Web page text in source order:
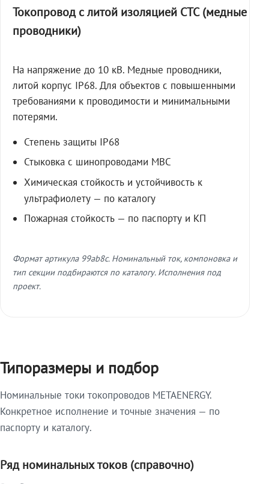
Токопровод с литой изоляцией СТС (медные
проводники)
На напряжение до 10 кВ. Медные проводники,
литой корпус IP68. Для объектов с повышенными
требованиями к проводимости и минимальными
потерями.
Степень защиты IP68
Стыковка с шинопроводами МВС
Химическая стойкость и устойчивость к
ультрафиолету — по каталогу
Пожарная стойкость — по паспорту и КП
Формат артикула 99ab8c. Номинальный ток, компоновка и
тип секции подбираются по каталогу. Исполнения под
проект.
Типоразмеры и подбор
Номинальные токи токопроводов METAENERGY.
Конкретное исполнение и точные значения — по
паспорту и каталогу.
Ряд номинальных токов (справочно)